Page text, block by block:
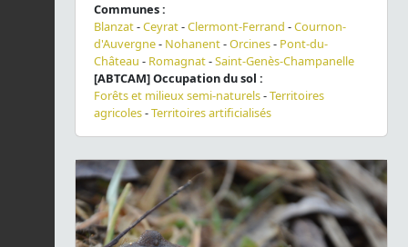
Communes :
Blanzat-Ceyrat-Clermont-Ferrand -Cournon-
d'Auvergne- Nohanent-Orcines- Pont-du-
Château - Romagnat-Saint-Genès-Champanelle
[ABTCAM] Occupation du sol :
Forêts et milieux semi-naturels-Territoires
agricoles-Territoires artificialisés